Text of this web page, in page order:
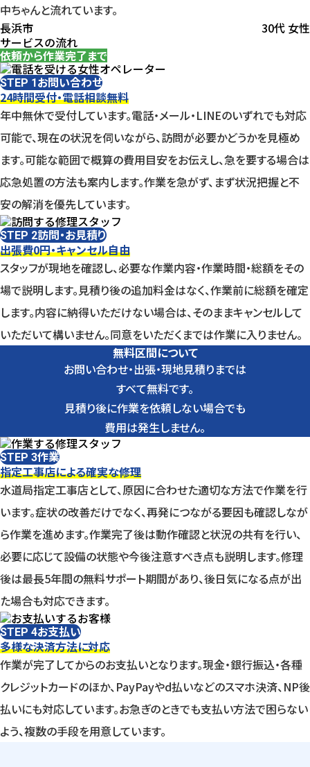
中ちゃんと流れています。
長浜市
30代 女性
サービスの流れ
依頼から作業完了まで
STEP 1 お問い合わせ
24時間受付・電話相談無料
年中無休で受付しています。電話・メール・LINEのいずれでも対応
可能で、現在の状況を伺いながら、訪問が必要かどうかを見極め
ます。可能な範囲で概算の費用目安をお伝えし、急を要する場合は
応急処置の方法も案内します。作業を急がず、まず状況把握と不
安の解消を優先しています。
STEP 2訪問・お見積り
出張費0円・キャンセル自由
スタッフが現地を確認し、必要な作業内容・作業時間・総額をその
場で説明します。見積り後の追加料金はなく、作業前に総額を確定
します。内容に納得いただけない場合は、そのままキャンセルして
いただいて構いません。同意をいただくまでは作業に入りません。
無料区間について
お問い合わせ・出張・現地見積りまでは
すべて無料です。
見積り後に作業を依頼しない場合でも
費用は発生しません。
STEP 3作業
指定工事店による確実な修理
水道局指定工事店として、原因に合わせた適切な方法で作業を行
います。症状の改善だけでなく、再発につながる要因も確認しなが
ら作業を進めます。作業完了後は動作確認と状況の共有を行い、
必要に応じて設備の状態や今後注意すべき点も説明します。修理
後は最長5年間の無料サポート期間があり、後日気になる点が出
た場合も対応できます。
STEP 4お支払い
多様な決済方法に対応
作業が完了してからのお支払いとなります。現金・銀行振込・各種
クレジットカードのほか、PayPayやd払いなどのスマホ決済、NP後
払いにも対応しています。お急ぎのときでも支払い方法で困らない
よう、複数の手段を用意しています。